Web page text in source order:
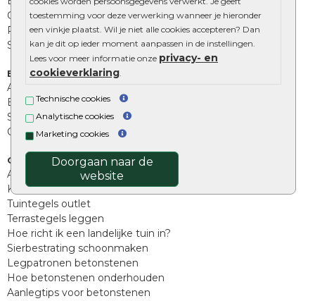
toestemming voor deze verwerking wanneer je hieronder
een vinkje plaatst. Wil je niet alle cookies accepteren? Dan
kan je dit op ieder moment aanpassen in de instellingen.
Lees voor meer informatie onze privacy- en
cookieverklaring.
Technische cookies
Analytische cookies
Marketing cookies
Doorgaan naar de
website
Opsluitbanden
Palissades
Stapelblokken
Extra benodigdheden
Afwatering en diversen
Beplantings en betonelementen
Split, grind en zand
Oprit tegels
Overig
Aanbiedingen
Kunstgras
Tuintegels outlet
Terrastegels leggen
Hoe richt ik een landelijke tuin in?
Sierbestrating schoonmaken
Legpatronen betonstenen
Hoe betonstenen onderhouden
Aanlegtips voor betonstenen